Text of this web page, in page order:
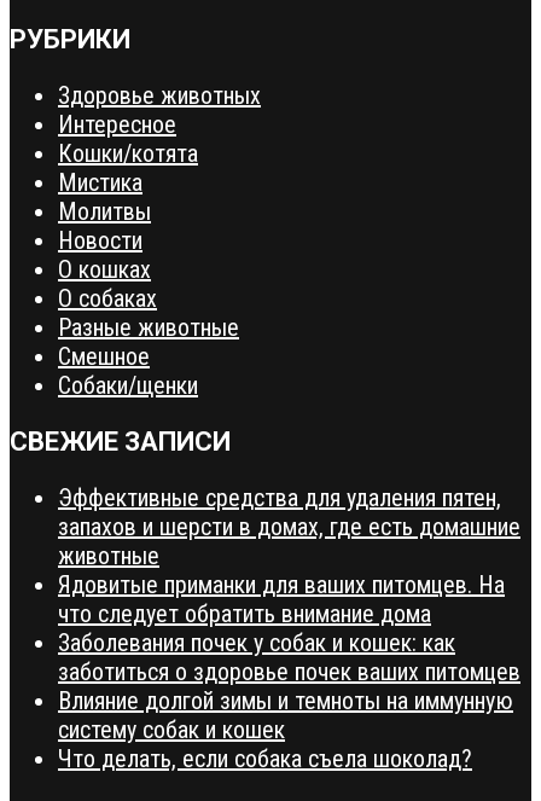
РУБРИКИ
Здоровье животных
Интересное
Кошки/котята
Мистика
Молитвы
Новости
О кошках
О собаках
Разные животные
Смешное
Собаки/щенки
СВЕЖИЕ ЗАПИСИ
Эффективные средства для удаления пятен,
запахов и шерсти в домах, где есть домашние
животные
Ядовитые приманки для ваших питомцев. На
что следует обратить внимание дома
Заболевания почек у собак и кошек: как
заботиться о здоровье почек ваших питомцев
Влияние долгой зимы и темноты на иммунную
систему собак и кошек
Что делать, если собака съела шоколад?